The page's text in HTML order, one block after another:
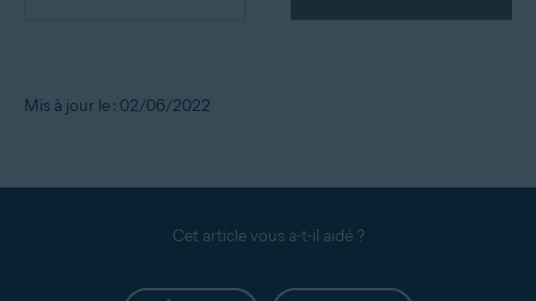
Mis à jour le : 02/06/2022
Cet article vous a-t-il aidé ?